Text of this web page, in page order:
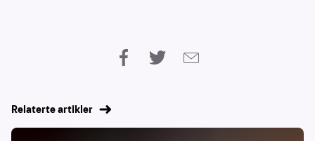
Relaterte artikler